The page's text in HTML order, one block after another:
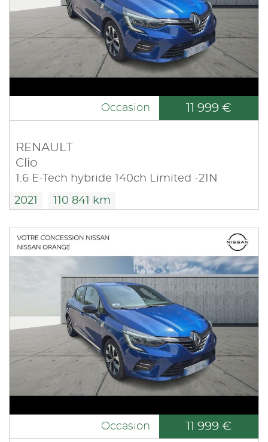
Occasion 11 999 €
RENAULT
Clio
1.6 E-Tech hybride 140ch Limited -21N
2021 110 841 km
Occasion 11 999 €